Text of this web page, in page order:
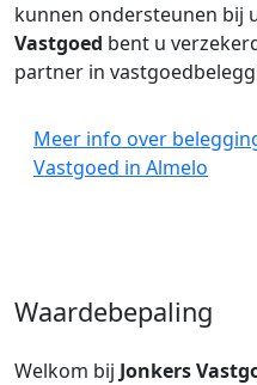
kunnen ondersteunen bij
Vastgoed bent u
partner in
Meer info over
Vastgoed in Almelo
Waardebepaling
Welkom bij Jonkers